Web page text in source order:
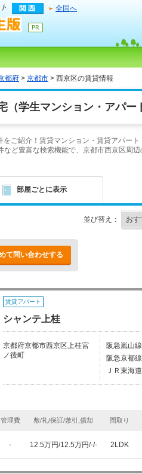
全国へ
都府 > 京都市 > 西京区の賃貸情報
（学生マンション・アパー
ご紹介！賃貸マンション・賃貸アパー
など豊富な検索機能で、京都市西京区周
部屋ごとに表示
並び替え：
て問い合わせする
賃貸アパート
シャンテ上桂
京都府京都市西京区上桂宮
ノ後町
阪急嵐山
阪急京都
ＪＲ東海
管理費 敷/礼/保証/敷引,償却 間取り
- 12.5万円/12.5万円/-/- 2LDK